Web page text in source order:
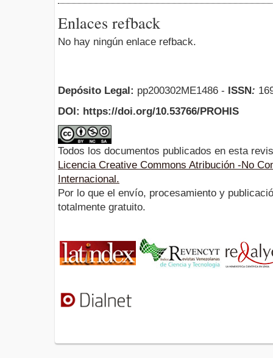
Enlaces refback
No hay ningún enlace refback.
Depósito Legal: pp200302ME1486 - ISSN:
DOI: https://doi.org/10.53766/PROHIS
Todos los documentos publicados en esta
Licencia Creative Commons Atribución -No
Internacional.
Por lo que el envío, procesamiento y
totalmente gratuito.